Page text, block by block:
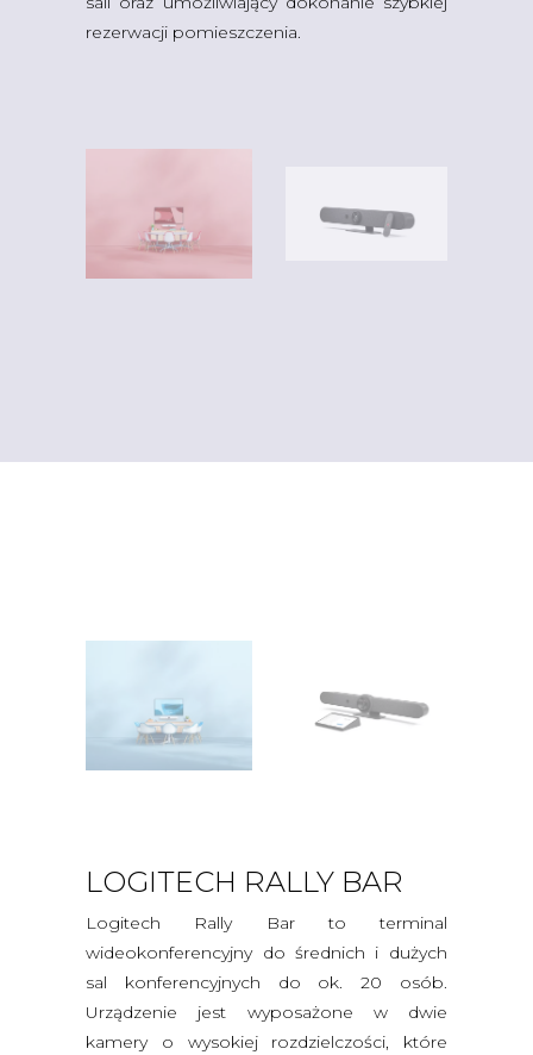
rezerwacji pomieszczenia.
LOGITECH RALLY BAR
Logitech Rally Bar to terminal
wideokonferencyjny do średnich i dużych
sal konferencyjnych do ok. 20 osób.
Urządzenie jest wyposażone w dwie
kamery o wysokiej rozdzielczości, które